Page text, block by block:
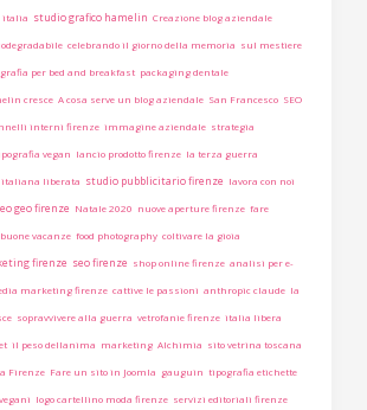
italia studio grafico hamelin Creazione blog aziendale
celebrando il giorno della memoria sul mestiere
per bed and breakfast packaging dentale
cresce A cosa serve un blog aziendale San Francesco SEO
interni firenze immagine aziendale strategia
vegan lancio prodotto firenze la terza guerra
italiana liberata studio pubblicitario firenze lavora con noi
geo firenze Natale 2020 nuove aperture firenze fare
buone vacanze food photography coltivare la gioia
firenze seo firenze shop online firenze analisi per e-
marketing firenze cattive le passioni anthropic claude la
sopravvivere alla guerra vetrofanie firenze italia libera
il peso dellanima marketing Alchimia sito vetrina toscana
Firenze Fare un sito in Joomla gauguin tipografia etichette
logo cartellino moda firenze servizi editoriali firenze